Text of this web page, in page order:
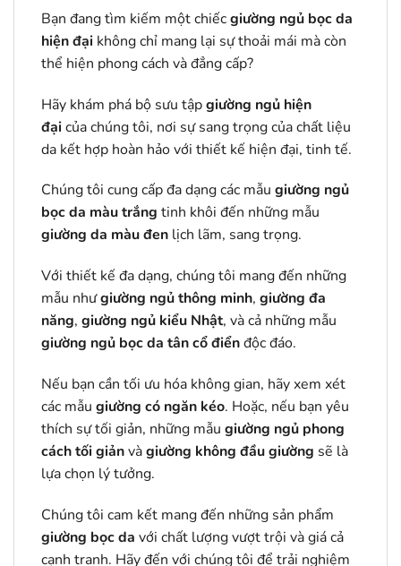
Bạn đang tìm kiếm một chiếcgiường ngủ bọc da
hiện đại không chỉ mang lại sự thoải mái mà còn
thể hiện phong cách và đẳng cấp?
Hãy khám phá bộ sưu tậpgiường ngủ hiện
đạicủa chúng tôi, nơi sự sang trọng của chất liệu
da kết hợp hoàn hảo với thiết kế hiện đại, tinh tế.
Chúng tôi cung cấp đa dạng các mẫu giường ngủ
bọc da màu trắng tinh khôi đến những mẫu
giường da màu đen lịch lãm, sang trọng.
Với thiết kế đa dạng, chúng tôi mang đến những
mẫu nhưgiường ngủ thông minh, giường đa
năng, giường ngủ kiểu Nhật, và cả những mẫu
giường ngủ bọc da tân cổ điểnđộc đáo.
Nếu bạn cần tối ưu hóa không gian, hãy xem xét
các mẫu giường có ngăn kéo. Hoặc, nếu bạn yêu
thích sự tối giản, những mẫu giường ngủ phong
cách tối giảnvàgiường không đầu giường sẽ là
lựa chọn lý tưởng.
Chúng tôi cam kết mang đến những sản phẩm
giường bọc da với chất lượng vượt trội và giá cả
cạnh tranh. Hãy đến với chúng tôi để trải nghiệm